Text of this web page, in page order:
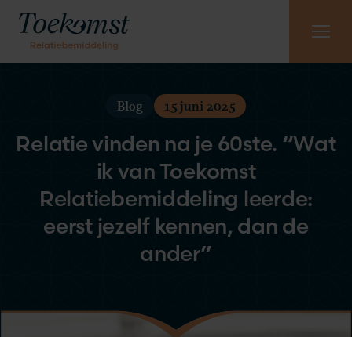
Meest gestelde vragen
Vraag gratis kennismaking aan
085 - 130 6965
Blog 15 juni 2025
Relatie vinden na je 60ste. “Wat
ik van Toekomst
Relatiebemiddeling leerde:
eerst jezelf kennen, dan de
ander”